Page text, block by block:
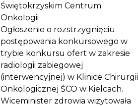
Świętokrzyskim Centrum
Onkologii
Ogłoszenie o rozstrzygnięciu
postępowania konkursowego w
trybie konkursu ofert w zakresie
radiologii zabiegowej
(interwencyjnej) w Klinice Chirurgii
Onkologicznej ŚCO w Kielcach.
Wiceminister zdrowia wizytowała